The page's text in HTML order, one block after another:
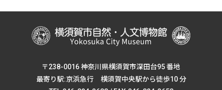
〒238-0016 神奈川県横須賀市深田台95 番地
最寄り駅:京浜急行 横須賀中央駅から徒歩10 分